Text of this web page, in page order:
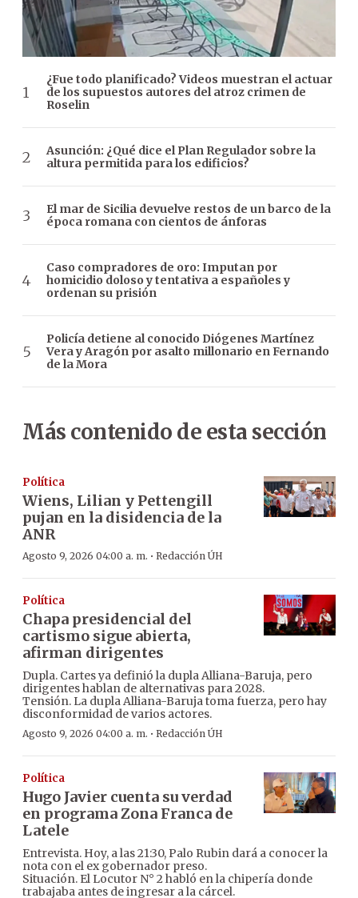
¿Fue todo planificado? Videos muestran el actuar
de los supuestos autores del atroz crimen de
Roselin
Asunción: ¿Qué dice el Plan Regulador sobre la
altura permitida para los edificios?
El mar de Sicilia devuelve restos de un barco de la
época romana con cientos de ánforas
Caso compradores de oro: Imputan por
homicidio doloso y tentativa a españoles y
ordenan su prisión
Policía detiene al conocido Diógenes Martínez
Vera y Aragón por asalto millonario en Fernando
de la Mora
Más contenido de esta sección
Política
Wiens, Lilian y Pettengill
pujan en la disidencia de la
ANR
Agosto 9, 2026 04:00 a. m. · Redacción ÚH
Política
Chapa presidencial del
cartismo sigue abierta,
afirman dirigentes
Dupla. Cartes ya definió la dupla Alliana-Baruja, pero
dirigentes hablan de alternativas para 2028.
Tensión. La dupla Alliana-Baruja toma fuerza, pero hay
disconformidad de varios actores.
Agosto 9, 2026 04:00 a. m. · Redacción ÚH
Política
Hugo Javier cuenta su verdad
en programa Zona Franca de
Latele
Entrevista. Hoy, a las 21:30, Palo Rubin dará a conocer la
nota con el ex gobernador preso.
Situación. El Locutor N° 2 habló en la chipería donde
trabajaba antes de ingresar a la cárcel.